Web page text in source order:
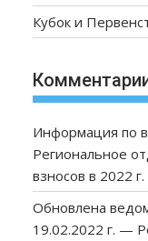
Кубок и
Информация по
Региональное
взносов в 2022 г.
Обновлена
19.02.2022 г. —